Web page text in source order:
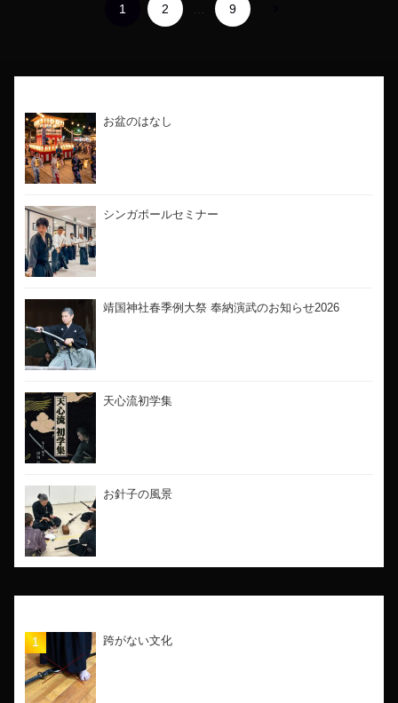
1 2 9
お盆のはなし
シンガポールセミナー
靖国神社春季例大祭 奉納演武のお知らせ2026
天心流初学集
お針子の風景
跨がない文化